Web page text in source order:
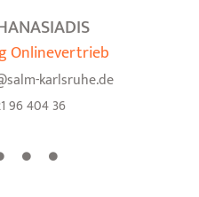
Onlinevertrieb
karlsruhe.de
96 404 36